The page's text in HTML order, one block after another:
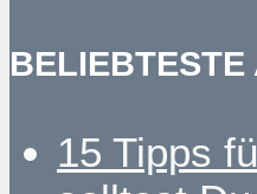
BELIEBTESTE
15 Tipps